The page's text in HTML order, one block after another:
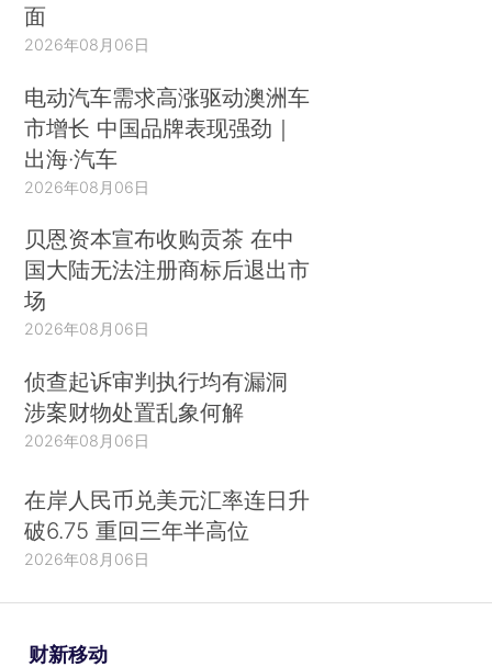
面
2026年08月06日
电动汽车需求高涨驱动澳洲车
市增长 中国品牌表现强劲｜
出海·汽车
2026年08月06日
贝恩资本宣布收购贡茶 在中
国大陆无法注册商标后退出市
场
2026年08月06日
侦查起诉审判执行均有漏洞
涉案财物处置乱象何解
2026年08月06日
在岸人民币兑美元汇率连日升
破6.75 重回三年半高位
2026年08月06日
财新移动